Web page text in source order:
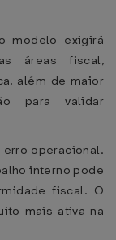
modelo exigirá
áreas fiscal,
além de maior
para validar
operacional.
interno pode
fiscal. O
mais ativa na